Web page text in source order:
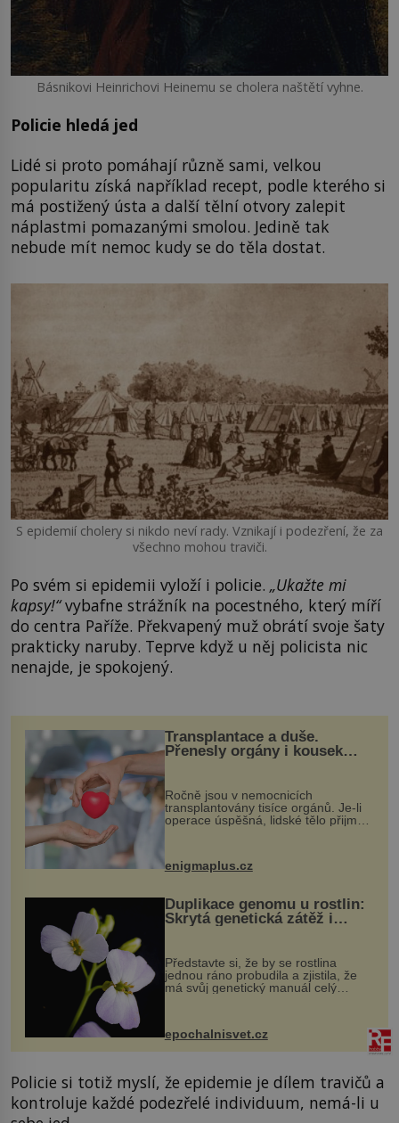
Básnikovi Heinrichovi Heinemu se cholera naštětí vyhne.
Policie hledá jed
Lidé si proto pomáhají různě sami, velkou
popularitu získá například recept, podle kterého si
má postižený ústa a další tělní otvory zalepit
náplastmi pomazanými smolou. Jedině tak
nebude mít nemoc kudy se do těla dostat.
S epidemií cholery si nikdo neví rady. Vznikají i podezření, že za
všechno mohou traviči.
Po svém si epidemii vyloží i policie. „Ukažte mi
kapsy!“vybafne strážník na pocestného, který míří
do centra Paříže. Překvapený muž obrátí svoje šaty
prakticky naruby. Teprve když u něj policista nic
nenajde, je spokojený.
Transplantace a duše.
Přenesly orgány i kousek
Ročně jsou v nemocnicích
transplantovány tisíce orgánů. Je-li
operace úspěšná, lidské tělo přijme
enigmaplus.cz
Duplikace genomu u rostlin:
Skrytá genetická zátěž i
Představte si, že by se rostlina
jednou ráno probudila a zjistila, že
má svůj genetický manuál celý
vstupenka...
epochalnisvet.cz
Policie si totiž myslí, že epidemie je dílem travičů a
kontroluje každé podezřelé individuum, nemá-li u